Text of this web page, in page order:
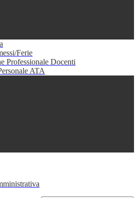
Ferie
Professionale Docenti
ATA